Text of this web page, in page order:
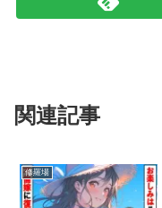
関連記事
修羅場